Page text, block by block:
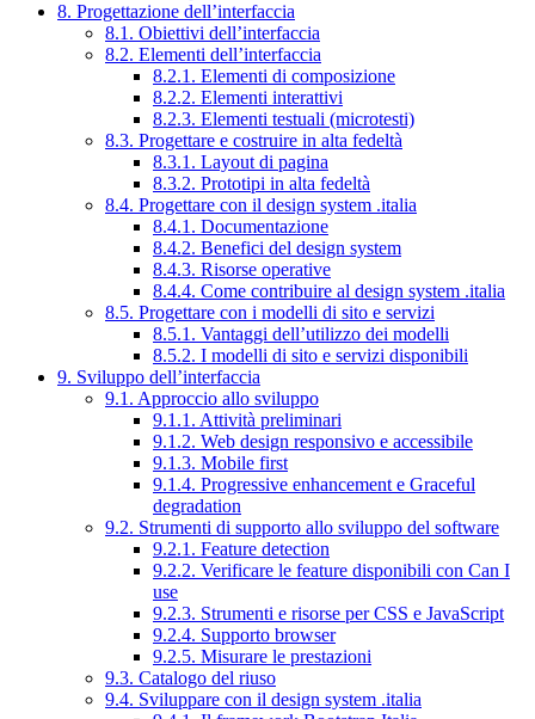
8. Progettazione dell’interfaccia
8.1. Obiettivi dell’interfaccia
8.2. Elementi dell’interfaccia
8.2.1. Elementi di composizione
8.2.2. Elementi interattivi
8.2.3. Elementi testuali (microtesti)
8.3. Progettare e costruire in alta fedeltà
8.3.1. Layout di pagina
8.3.2. Prototipi in alta fedeltà
8.4. Progettare con il design system .italia
8.4.1. Documentazione
8.4.2. Benefici del design system
8.4.3. Risorse operative
8.4.4. Come contribuire al design system .italia
8.5. Progettare con i modelli di sito e servizi
8.5.1. Vantaggi dell’utilizzo dei modelli
8.5.2. I modelli di sito e servizi disponibili
9. Sviluppo dell’interfaccia
9.1. Approccio allo sviluppo
9.1.1. Attività preliminari
9.1.2. Web design responsivo e accessibile
9.1.3. Mobile first
9.1.4. Progressive enhancement e Graceful
degradation
9.2. Strumenti di supporto allo sviluppo del software
9.2.1. Feature detection
9.2.2. Verificare le feature disponibili con Can I
use
9.2.3. Strumenti e risorse per CSS e JavaScript
9.2.4. Supporto browser
9.2.5. Misurare le prestazioni
9.3. Catalogo del riuso
9.4. Sviluppare con il design system .italia